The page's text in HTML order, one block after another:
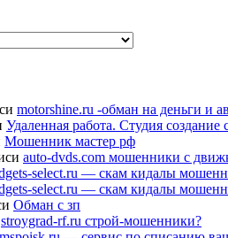
motorshine.ru -обман на деньги и
Удаленная работа. Студия
Мошенник мастер рф
auto-dvds.com мошенники с
select.ru — скам кидалы
select.ru — скам кидалы
Обман с зп
stroygrad-rf.ru строй-мошенники?